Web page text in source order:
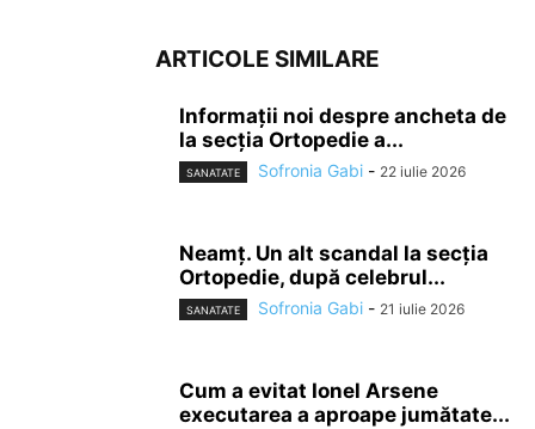
ARTICOLE SIMILARE
Informații noi despre ancheta de
la secția Ortopedie a...
SANATATE Sofronia Gabi - 22 iulie 2026
Neamț. Un alt scandal la secția
Ortopedie, după celebrul...
SANATATE Sofronia Gabi - 21 iulie 2026
Cum a evitat Ionel Arsene
executarea a aproape jumătate...